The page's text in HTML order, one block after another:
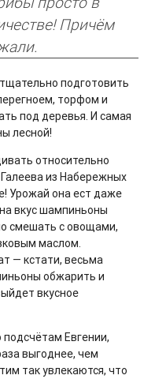
Причём
подготовить
торфом и
под деревья. И самая
лесной!
относительно
из Набережных
Урожай она ест даже
вкус шампиньоны
смешать с овощами,
маслом.
— кстати, весьма
обжарить и
вкусное
Евгении,
выгоднее, чем
так увлекаются, что